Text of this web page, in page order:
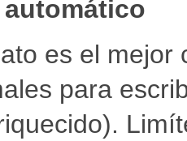
es el mejor
para